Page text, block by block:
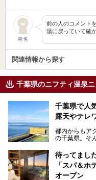
匿名
前の人のコメント
湯に戻っていて確
関連情報から探す
千葉県のニフティ温泉
千葉県で人
露天やテレ
都内からもア
の千葉県。そ
「サウナでし
常を味わい
い」。
待ってまし
「スパ＆
オープン